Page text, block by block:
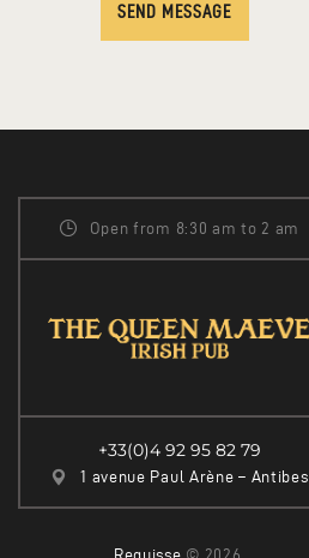
SEND MESSAGE
Open from 8:30 am to 2 am
+33(0)4 92 95 82 79
1 avenue Paul Arène – Antibes